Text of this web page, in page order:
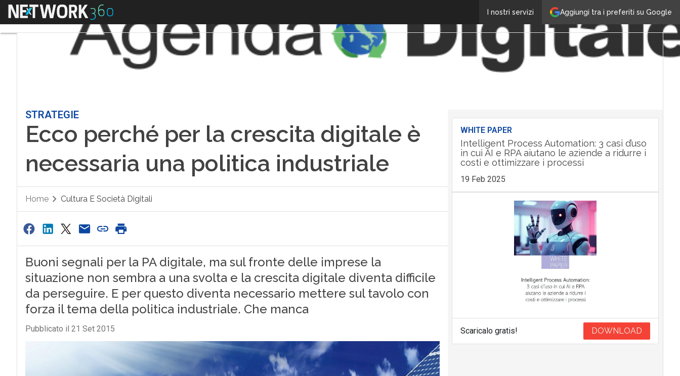
Aggiungi tra i preferiti su Google
I nostri servizi
Menu
STRATEGIE
Ecco perché per la crescita digitale è
necessaria una politica industriale
Home Cultura E Società Digitali
Buoni segnali per la PA digitale, ma sul fronte delle imprese la
situazione non sembra a una svolta e la crescita digitale diventa difficile
da perseguire. E per questo diventa necessario mettere sul tavolo con
forza il tema della politica industriale. Che manca
Pubblicato il 21 Set 2015
WHITE PAPER
Intelligent Process Automation: 3 casi d’uso
in cui AI e RPA aiutano le aziende a ridurre i
costi e ottimizzare i processi
19 Feb 2025
Scaricalo gratis! DOWNLOAD